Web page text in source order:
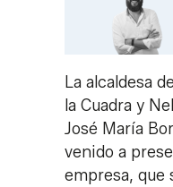
La alcaldesa
la Cuadra y
José María
venido a
empresa, que